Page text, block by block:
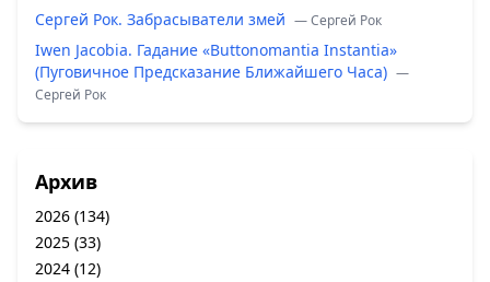
Сергей Рок. Забрасыватели змей — Сергей Рок
Iwen Jacobia. Гадание «Buttonomantia Instantia»
(Пуговичное Предсказание Ближайшего Часа) —
Сергей Рок
Архив
2026 (134)
2025 (33)
2024 (12)